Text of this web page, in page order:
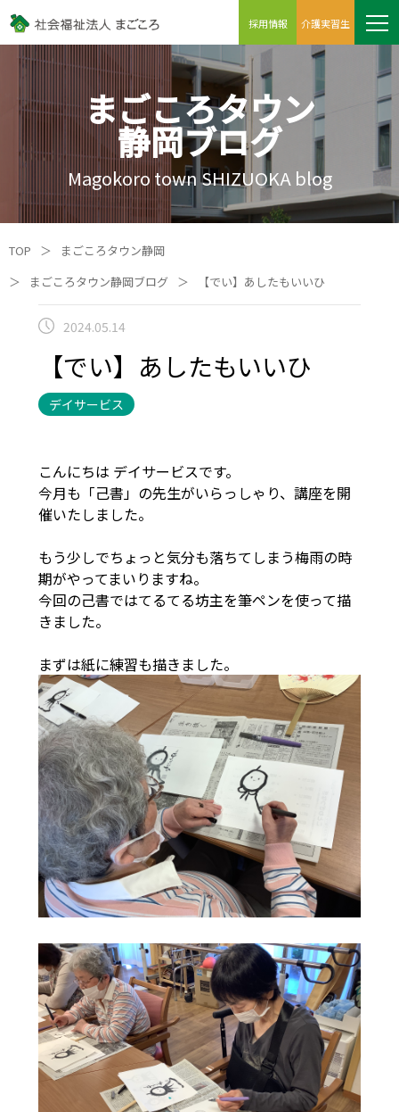
採用情報 介護実習生
まごころタウン
静岡ブログ
Magokoro town SHIZUOKA blog
TOP ＞
まごころタウン静岡
＞
まごころタウン静岡ブログ ＞ 【でい】あしたもいいひ
2024.05.14
【でい】あしたもいいひ
デイサービス
こんにちは デイサービスです。
今月も「己書」の先生がいらっしゃり、講座を開
催いたしました。
もう少しでちょっと気分も落ちてしまう梅雨の時
期がやってまいりますね。
今回の己書ではてるてる坊主を筆ペンを使って描
きました。
まずは紙に練習も描きました。